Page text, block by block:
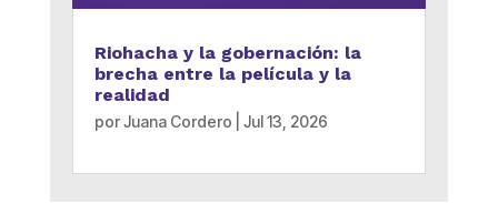
Riohacha y la gobernación: la
brecha entre la película y la
realidad
porJuana Cordero Jul 13, 2026